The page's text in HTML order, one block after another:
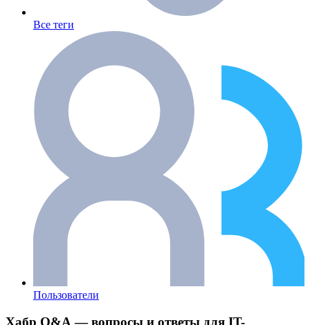
Все теги
Пользователи
Хабр Q&A — вопросы и ответы для IT-